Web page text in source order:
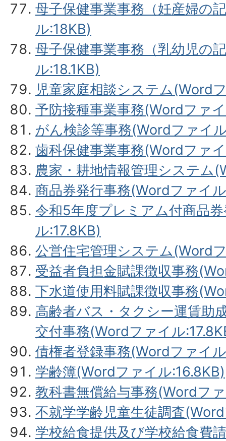
母子保健事業事務（妊産婦の
ル:18KB)
母子保健事業事務（乳幼児の
ル:18.1KB)
児童家庭相談システム(Word
予防接種事業事務(Wordファ
がん検診等事務(Wordファイ
歯科保健事業事務(Wordファ
農家・耕地情報管理システム
商品券発行事務(Wordファイ
令和5年度プレミアム付商品
ル:17.8KB)
公営住宅管理システム(Word
受益者負担金賦課徴収事務
下水道使用料賦課徴収事務
高齢者バス・タクシー運賃助
交付事務(Wordファイル
債権者登録事務(Wordファイ
学齢簿(Wordファイル:16.8KB)
教科書無償給与事務(Wordフ
不就学学齢児童生徒調査
学校給食提供及び学校給食費